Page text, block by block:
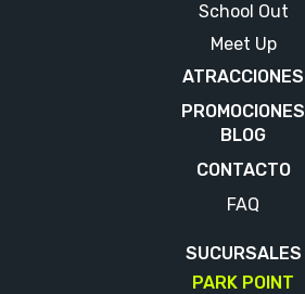
School Out
Meet Up
ATRACCIONES
PROMOCIONES
BLOG
CONTACTO
FAQ
SUCURSALES
PARK POINT